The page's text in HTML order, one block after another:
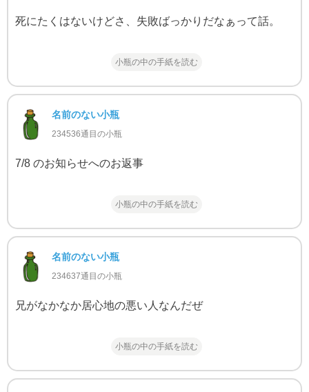
死にたくはないけどさ、失敗ばっかりだなぁって話。
小瓶の中の手紙を読む
名前のない小瓶
234536通目の小瓶
7/8 のお知らせへのお返事
小瓶の中の手紙を読む
名前のない小瓶
234637通目の小瓶
兄がなかなか居心地の悪い人なんだぜ
小瓶の中の手紙を読む